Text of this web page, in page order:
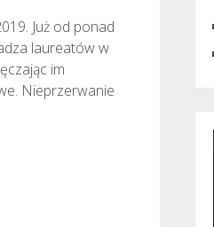
Już od ponad
laureatów w
im
Nieprzerwanie